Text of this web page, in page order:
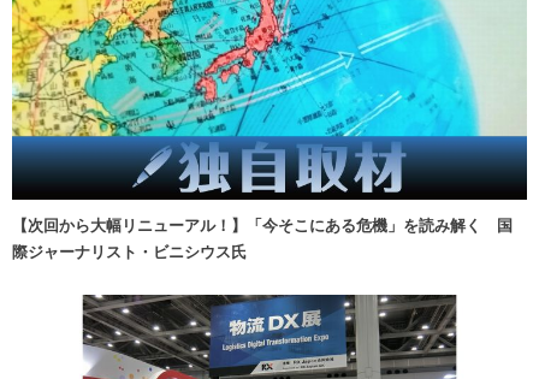
【次回から大幅リニューアル！】「今そこにある危機」を読み解く 国
際ジャーナリスト・ビニシウス氏